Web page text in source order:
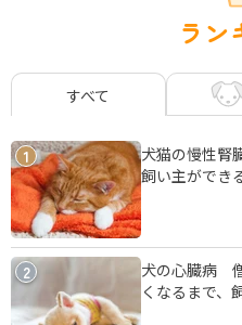
ラン
すべて
1
犬猫の慢性腎
飼い主ができ
2
犬の心臓病
くなるまで、